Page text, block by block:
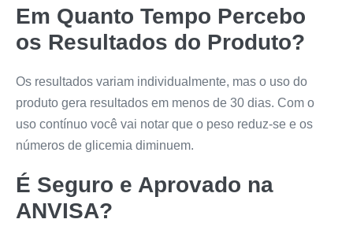
Em Quanto Tempo Percebo
os Resultados do Produto?
Os resultados variam individualmente, mas o uso do
produto gera resultados em menos de 30 dias. Com o
uso contínuo você vai notar que o peso reduz-se e os
números de glicemia diminuem.
É Seguro e Aprovado na
ANVISA?